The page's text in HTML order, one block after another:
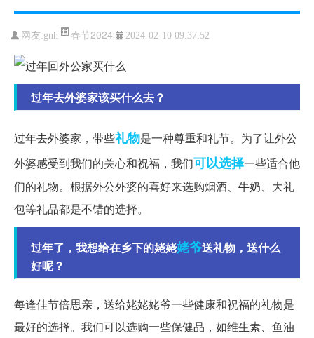
网友:gnh 春节2024 2024-02-10 09:37:52
过年去外婆家该买什么去？
过年去外婆家，带些礼物是一种尊重和礼节。为了让外公
外婆感受到我们的关心和祝福，我们可以选择一些适合他
们的礼物。根据外公外婆的喜好来选购烟酒、牛奶、大礼
包等礼品都是不错的选择。
过年了，我想给在乡下的姥姥姥爷送礼物，送什么
好呢？
每逢佳节倍思亲，送给姥姥姥爷一些健康和祝福的礼物是
最好的选择。我们可以选购一些保健品，如维生素、鱼油